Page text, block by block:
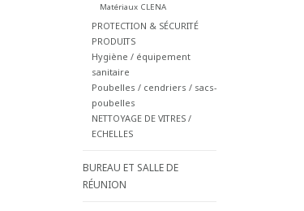
Matériaux CLENA
PROTECTION & SÉCURITÉ
PRODUITS
Hygiène / équipement
sanitaire
Poubelles / cendriers / sacs-
poubelles
NETTOYAGE DE VITRES /
ECHELLES
BUREAU ET SALLE DE
RÉUNION